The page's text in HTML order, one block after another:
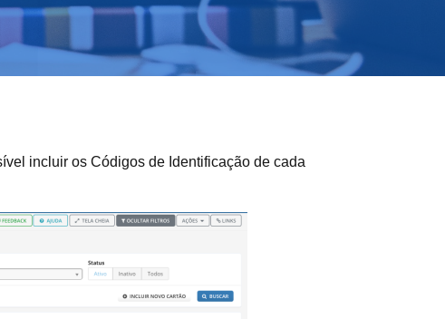
incluir os Códigos de Identificação de cada